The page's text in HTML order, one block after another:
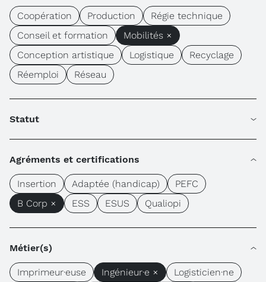
Coopération Production
Régie technique
Conseil et formation
Mobilités ×
Conception artistique
Logistique
Recyclage
Réemploi
Réseau
Statut
Agréments et certifications
Insertion Adaptée (handicap)
PEFC
B Corp ×
ESS ESUS Qualiopi
Métier(s)
Imprimeur·euse Ingénieur·e ×
Logisticien·ne